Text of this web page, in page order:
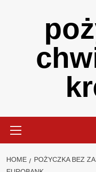
Menu
HOME
POŻYCZKA BEZ